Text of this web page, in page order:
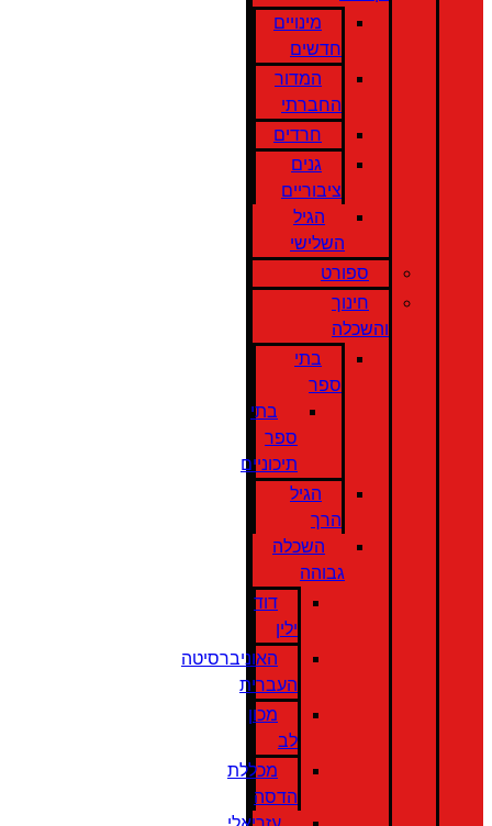
מינויים
חדשים
המדור
החברתי
חרדים
גנים
ציבוריים
הגיל
השלישי
ספורט
חינוך
והשכלה
בתי
ספר
בתי
ספר
תיכוניים
הגיל
הרך
השכלה
גבוהה
דוד
ילין
האוניברסיטה
העברית
מכון
לב
מכללת
הדסה